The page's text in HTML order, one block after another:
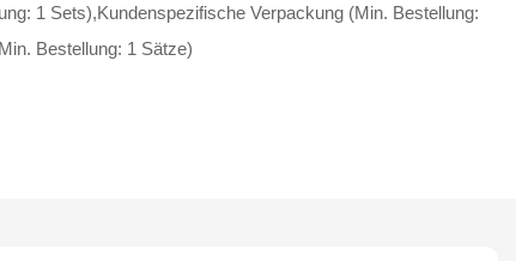
1 Sets),Kundenspezifische Verpackung (Min. Bestellung:
Bestellung: 1 Sätze)